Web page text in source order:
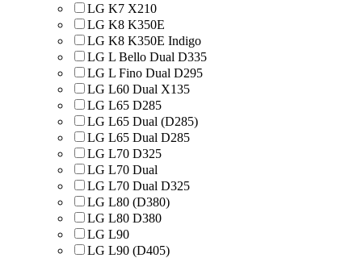
LG K7 X210
LG K8 K350E
LG K8 K350E Indigo
LG L Bello Dual D335
LG L Fino Dual D295
LG L60 Dual X135
LG L65 D285
LG L65 Dual (D285)
LG L65 Dual D285
LG L70 D325
LG L70 Dual
LG L70 Dual D325
LG L80 (D380)
LG L80 D380
LG L90
LG L90 (D405)